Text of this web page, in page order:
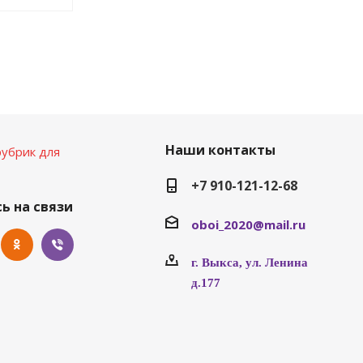
для
на связи
Наши контакты
+7 910-121-12-68
oboi_2020@mail.ru
г. Выкса, ул. Ленина
д.177